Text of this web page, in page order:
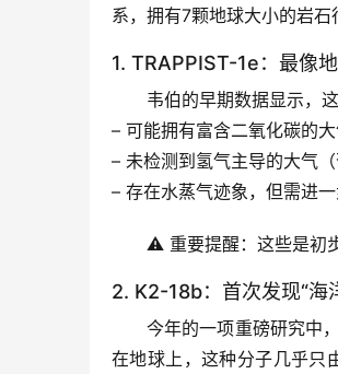
系，拥有7颗地球大小的岩石
1. TRAPPIST-1e：最像
韦伯的早期数据显示，这
– 可能拥有富含二氧化碳的
– 未检测到氢气主导的大气
– 存在水蒸气迹象 ，但需进一
⚠️ 重要提醒 ：这些是初
2. K2-18b：首次发现“海
今年的一项重磅研究中
在地球上，这种分子几乎只